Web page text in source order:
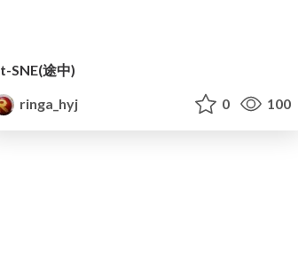
t-SNE(途中)
ringa_hyj
0 100